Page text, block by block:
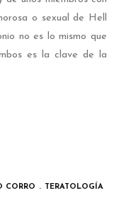
o sexual de Hell
no es lo mismo que
es la clave de la
CORRO
TERATOLOGÍA